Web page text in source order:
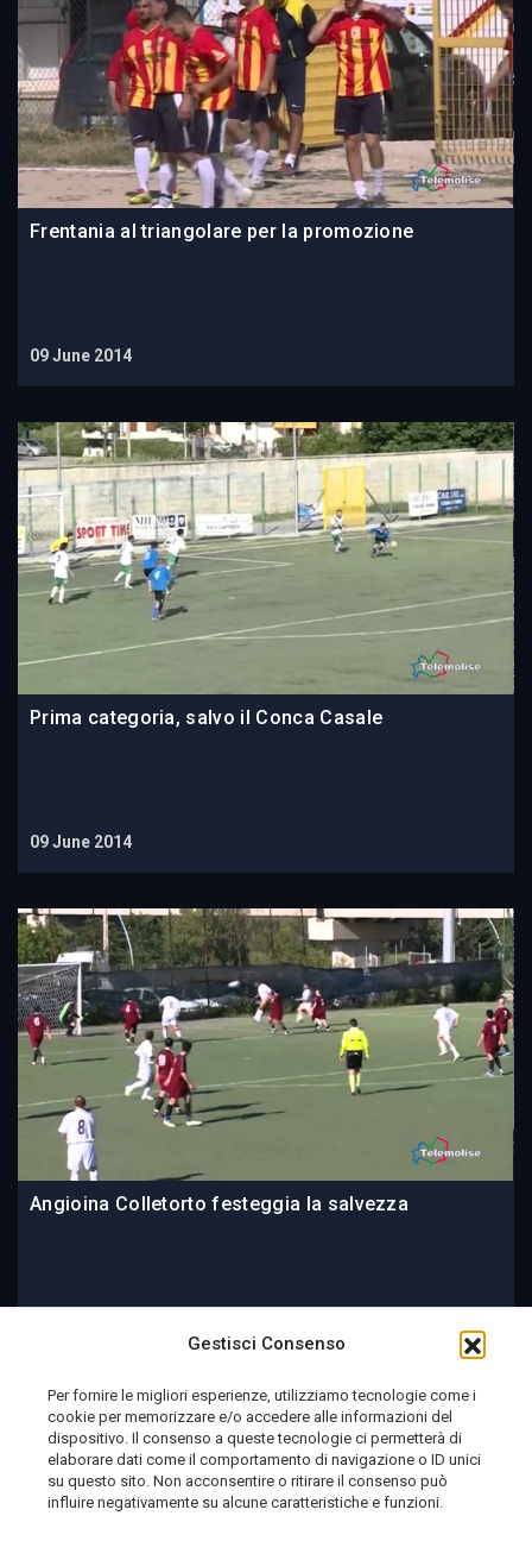
Gestisci Consenso
Per fornire le migliori esperienze, utilizziamo tecnologie come i
cookie per memorizzare e/o accedere alle informazioni del
dispositivo. Il consenso a queste tecnologie ci permetterà di
elaborare dati come il comportamento di navigazione o ID unici
su questo sito. Non acconsentire o ritirare il consenso può
influire negativamente su alcune caratteristiche e funzioni.
Frentania al triangolare per la promozione
09 June 2014
Prima categoria, salvo il Conca Casale
09 June 2014
Angioina Colletorto festeggia la salvezza
Telemolise - reg. Tribunale di Campobasso n. 133 del
10/08/1982 - Direttore Responsabile:MANUELA
PETESCIA